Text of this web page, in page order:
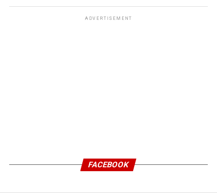
ADVERTISEMENT
FACEBOOK